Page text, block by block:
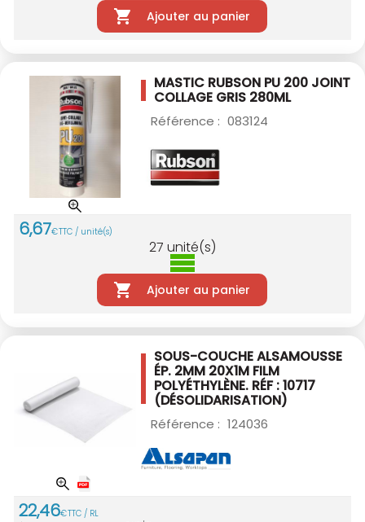
Ajouter au panier
MASTIC RUBSON PU 200 JOINT
COLLAGE GRIS 280ML
Référence : 083124
6,67€TTC / unité(s)
27 unité(s)
Ajouter au panier
SOUS-COUCHE ALSAMOUSSE
ÉP. 2MM 20X1M FILM
POLYÉTHYLÈNE. RÉF : 10717
(DÉSOLIDARISATION)
Référence : 124036
22,46€TTC / RL